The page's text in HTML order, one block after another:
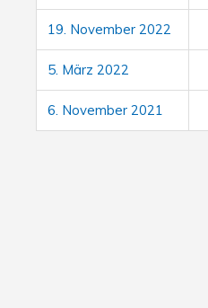
19. November 2022
5. März 2022
6. November 2021